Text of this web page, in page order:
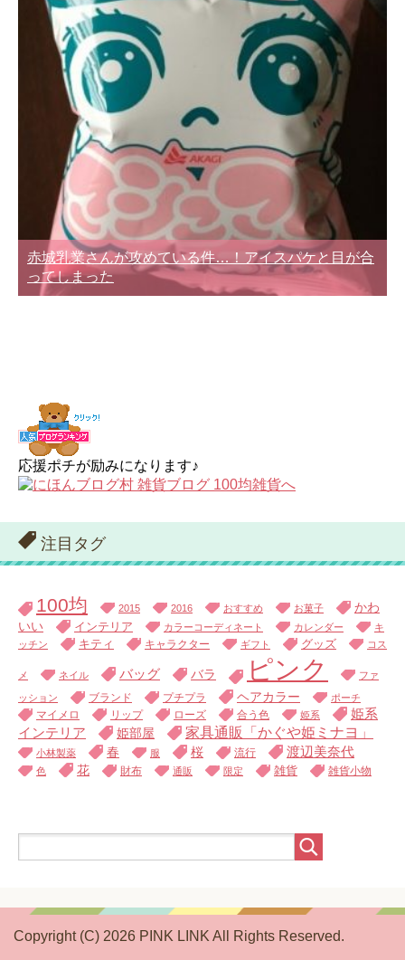
赤城乳業さんが攻めている件…！アイスパケと目が合
ってしまった
応援ポチが励みになります♪
注目タグ
100均 2015 2016 おすすめ お菓子
かわ
いい
インテリア カラーコーディネート カレンダー
キ
ッチン
キティ キャラクター ギフト グッズ コス
メ ネイル バッグ バラ ピンク ファ
ッション ブランド プチプラ ヘアカラー ポーチ
マイメロ リップ ローズ 合う色 姫系
姫系
インテリア
姫部屋 家具通販「かぐや姫ミナヨ」
小林製薬 春 服 桜 流行 渡辺美奈代
色 花 財布 通販 限定 雑貨 雑貨小物
Copyright (C) 2026 PINK LINKAll Rights Reserved.